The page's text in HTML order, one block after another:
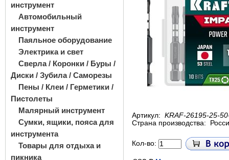
инструмент
Автомобильный
инструмент
Паяльное оборудование
Электрика и свет
Сверла / Коронки / Буры /
Диски / Зубила / Саморезы
Пены / Клеи / Герметики /
Пистолеты
Малярный инструмент
Сумки, ящики, пояса для
инструмента
Товары для отдыха и
пикника
Артикул: KRAF-26195-25-
Страна производства:
Кол-во: